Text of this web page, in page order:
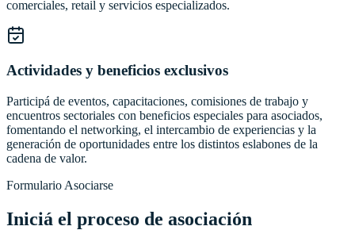
comerciales, retail y servicios especializados.
Actividades y beneficios exclusivos
Participá de eventos, capacitaciones, comisiones de trabajo y
encuentros sectoriales con beneficios especiales para asociados,
fomentando el networking, el intercambio de experiencias y la
generación de oportunidades entre los distintos eslabones de la
cadena de valor.
Formulario Asociarse
Iniciá el proceso de asociación